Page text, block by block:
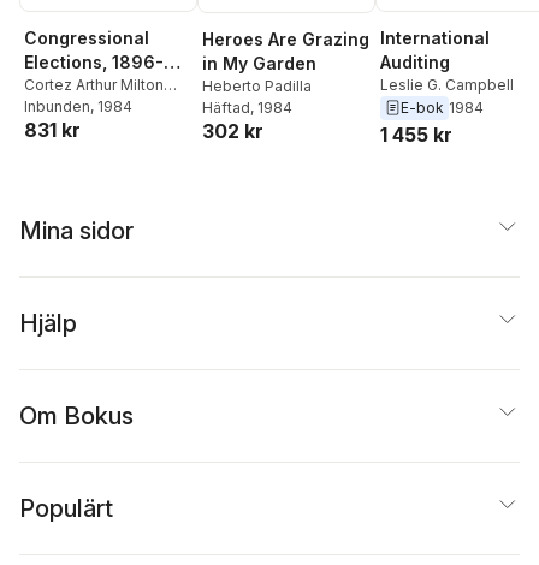
Congressional
Elections, 1896-
1944
Cortez Arthur Milton
Ewing,Unknown
Inbunden, 1984
831 kr
Heroes Are Grazing
in My Garden
Heberto Padilla
Häftad, 1984
302 kr
International
Auditing
Leslie G. Campbell
E-bok 1984
1 455 kr
Mina sidor
Hjälp
Om Bokus
Populärt